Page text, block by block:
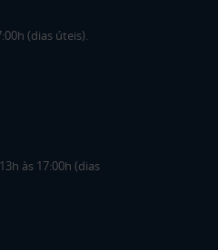
(dias úteis).
às 17:00h (dias